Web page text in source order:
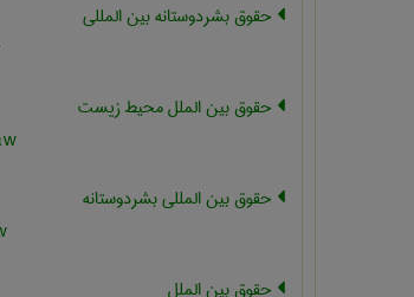
حقوق بشردوستانه بین المللی
حقوق بین الملل محیط زیست
حقوق بین المللی بشردوستانه
حقوق بین الملل